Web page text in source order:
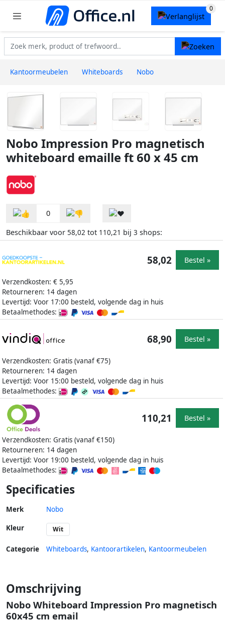
Kantoormeubelen Whiteboards Nobo
Nobo Impression Pro magnetisch
whiteboard emaille ft 60 x 45 cm
0
Beschikbaar voor 58,02 tot 110,21 bij 3 shops:
Verzendkosten: € 5,95
Retourneren: 14 dagen
Levertijd: Voor 17:00 besteld, volgende dag in huis
Betaalmethodes:
58,02 Bestel »
Verzendkosten: Gratis (vanaf €75)
Retourneren: 14 dagen
Levertijd: Voor 15:00 besteld, volgende dag in huis
Betaalmethodes:
68,90 Bestel »
Verzendkosten: Gratis (vanaf €150)
Retourneren: 14 dagen
Levertijd: Voor 19:00 besteld, volgende dag in huis
Betaalmethodes:
110,21 Bestel »
Specificaties
Merk Nobo
Kleur Wit
Categorie Whiteboards, Kantoorartikelen, Kantoormeubelen
Omschrijving
Nobo Whiteboard Impression Pro magnetisch
60x45 cm email